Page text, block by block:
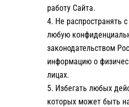
работу Сайта.
Не распространять
любую
законодательством
информацию о
лицах.
Избегать любых
которых может быть